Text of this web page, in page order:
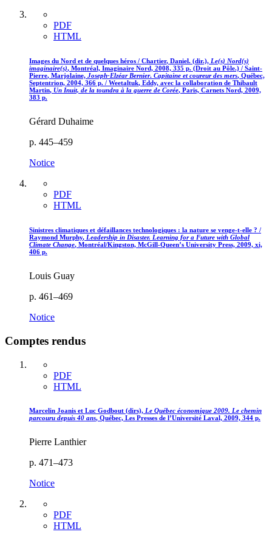
PDF
HTML
Images du Nord et de quelques héros / Chartier, Daniel. (dir.), Le(s) Nord(s)
imaginaire(s), Montréal, Imaginaire Nord, 2008, 335 p. (Droit au Pôle.) / Saint-
Pierre, Marjolaine, Joseph-Elzéar Bernier. Capitaine et coureur des mers, Québec,
Septentrion, 2004, 366 p. / Weetaltuk, Eddy, avec la collaboration de Thibault
Martin, Un Inuit, de la toundra à la guerre de Corée, Paris, Carnets Nord, 2009,
383 p.
Gérard Duhaime
p. 445–459
Notice
PDF
HTML
Sinistres climatiques et défaillances technologiques : la nature se venge-t-elle ? /
Raymond Murphy, Leadership in Disaster. Learning for a Future with Global
Climate Change, Montréal/Kingston, McGill-Queen’s University Press, 2009, xi,
406 p.
Louis Guay
p. 461–469
Notice
Comptes rendus
PDF
HTML
Marcelin Joanis et Luc Godbout (dirs), Le Québec économique 2009. Le chemin
parcouru depuis 40 ans, Québec, Les Presses de l’Université Laval, 2009, 344 p.
Pierre Lanthier
p. 471–473
Notice
PDF
HTML